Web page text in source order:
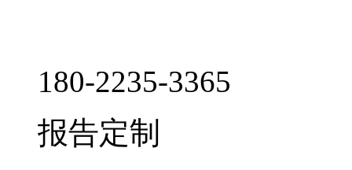
180-2235-3365
报告定制